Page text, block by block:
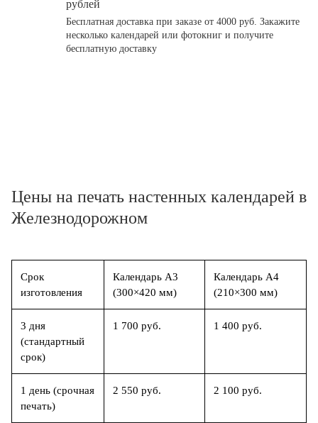
рублей
Бесплатная доставка при заказе от 4000 руб. Закажите
несколько календарей или фотокниг и получите
бесплатную доставку
Цены на печать настенных календарей в
Железнодорожном
Срок
изготовления
Календарь А3
(300×420 мм)
Календарь А4
(210×300 мм)
3 дня
(стандартный
срок)
1 700 руб. 1 400 руб.
1 день (срочная
печать)
2 550 руб. 2 100 руб.